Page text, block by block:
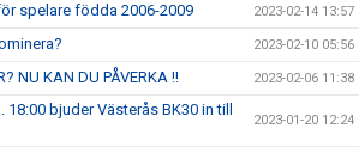
spelare födda 2006-2009 2023-02-14 13:57
2023-02-10 05:56
NU KAN DU PÅVERKA !! 2023-02-06 11:38
bjuder Västerås BK30 in till
2023-01-20 12:24